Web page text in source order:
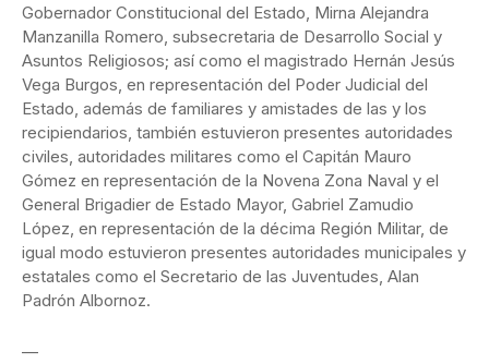
Gobernador Constitucional del Estado, Mirna Alejandra
Manzanilla Romero, subsecretaria de Desarrollo Social y
Asuntos Religiosos; así como el magistrado Hernán Jesús
Vega Burgos, en representación del Poder Judicial del
Estado, además de familiares y amistades de las y los
recipiendarios, también estuvieron presentes autoridades
civiles, autoridades militares como el Capitán Mauro
Gómez en representación de la Novena Zona Naval y el
General Brigadier de Estado Mayor, Gabriel Zamudio
López, en representación de la décima Región Militar, de
igual modo estuvieron presentes autoridades municipales y
estatales como el Secretario de las Juventudes, Alan
Padrón Albornoz.
—